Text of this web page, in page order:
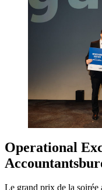
Operational
Le grand prix de la soirée